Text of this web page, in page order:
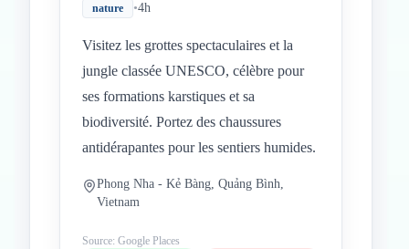
nature •4h
Visitez les grottes spectaculaires et la
jungle classée UNESCO, célèbre pour
ses formations karstiques et sa
biodiversité. Portez des chaussures
antidérapantes pour les sentiers humides.
Phong Nha - Kẻ Bàng, Quảng Bình,
Vietnam
Source: Google Places